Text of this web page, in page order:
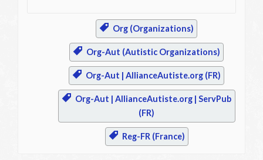
Org (Organizations)
Org-Aut (Autistic Organizations)
Org-Aut | AllianceAutiste.org (FR)
Org-Aut | AllianceAutiste.org | ServPub
(FR)
Reg-FR (France)